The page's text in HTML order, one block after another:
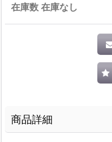
在庫数 在庫なし
商品詳細